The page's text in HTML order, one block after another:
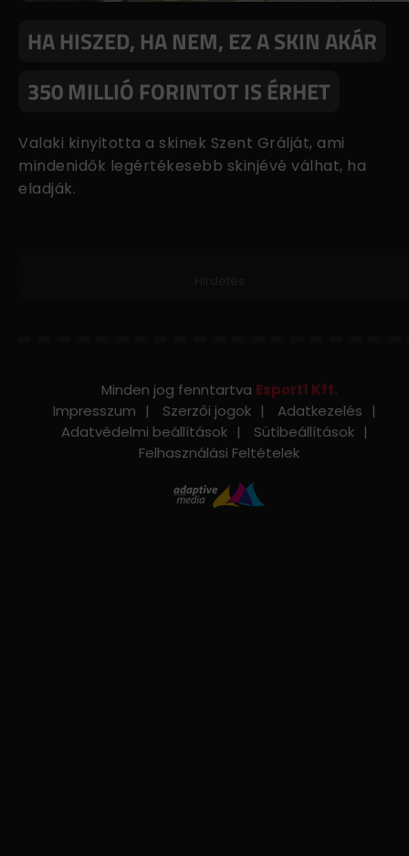
HA HISZED, HA NEM, EZ A SKIN AKÁR
350 MILLIÓ FORINTOT IS ÉRHET
Valaki kinyitotta a skinek Szent Grálját, ami
mindenidők legértékesebb skinjévé válhat, ha
eladják.
Minden jog fenntartva Esport1 Kft.
Impresszum
Szerzői jogok
Adatkezelés
Adatvédelmi beállítások
Sütibeállítások
Felhasználási Feltételek